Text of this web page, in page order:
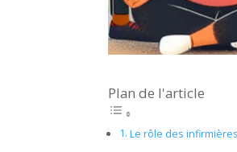
Plan de l'article
Le rôle des